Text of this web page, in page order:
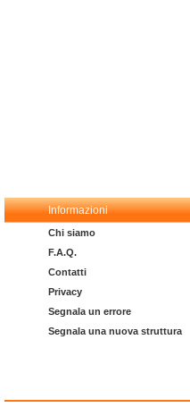
Informazioni
Chi siamo
F.A.Q.
Contatti
Privacy
Segnala un errore
Segnala una nuova struttura